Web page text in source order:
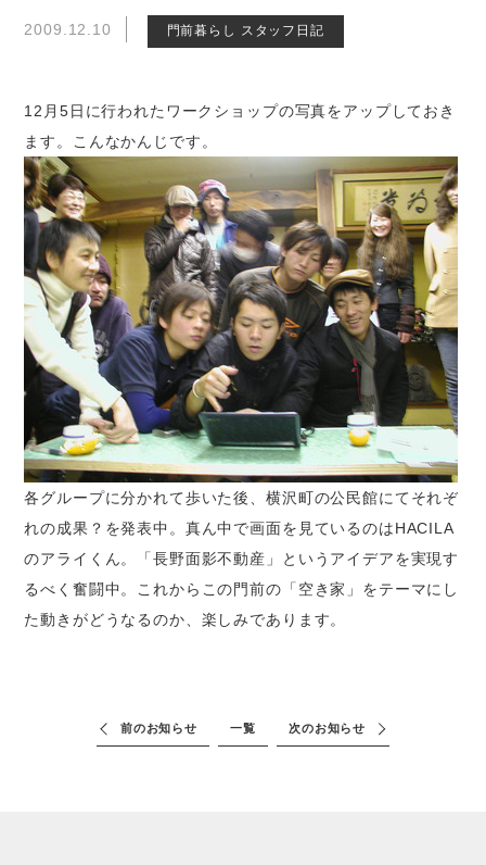
2009.12.10 門前暮らし スタッフ日記
12月5日に行われたワークショップの写真をアップしておき
ます。こんなかんじです。
各グループに分かれて歩いた後、横沢町の公民館にてそれぞ
れの成果？を発表中。真ん中で画面を見ているのはHACILA
のアライくん。「長野面影不動産」というアイデアを実現す
るべく奮闘中。これからこの門前の「空き家」をテーマにし
た動きがどうなるのか、楽しみであります。
前のお知らせ 一覧 次のお知らせ